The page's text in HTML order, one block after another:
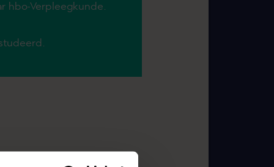
hbo-Verpleegkunde.